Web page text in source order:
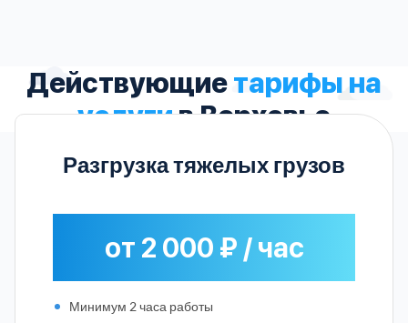
Действующиетарифы на
услугив Верховье
Разгрузка тяжелых грузов
от 2 000 ₽ / час
Минимум 2 часа работы